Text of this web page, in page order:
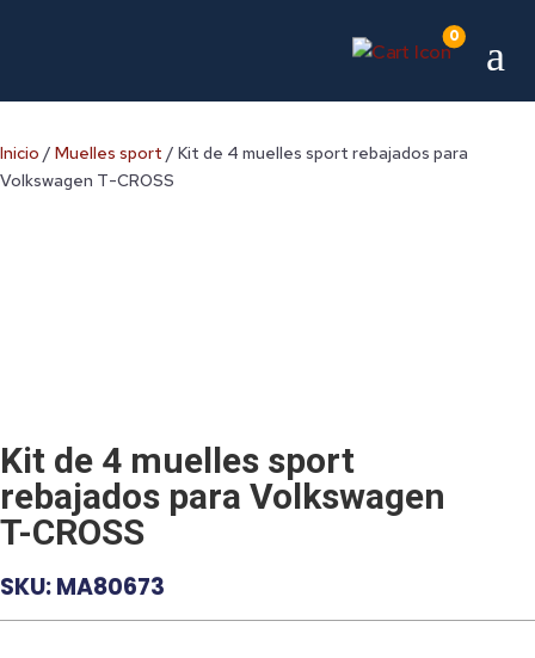
0 a
Inicio / Muelles sport / Kit de 4 muelles sport rebajados para
Volkswagen T-CROSS
Kit de 4 muelles sport
rebajados para Volkswagen
T-CROSS
SKU:MA80673